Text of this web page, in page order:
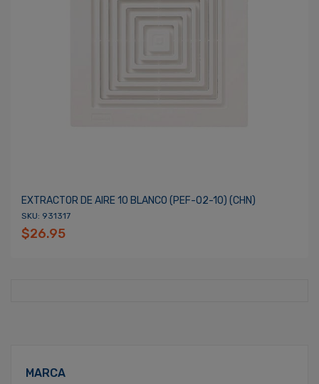
MARCA
EXTRACTOR DE AIRE 10 BLANCO (PEF-02-10) (CHN)
SKU: 931317
$26.95